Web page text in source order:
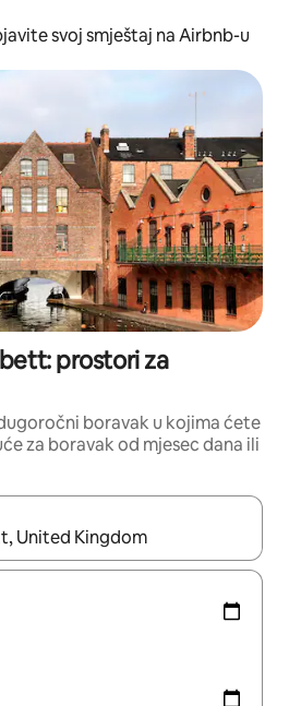
svoj smještaj na Airbnb-u
prostori za
boravak u kojima ćete
za boravak od mjesec dana ili
možete da se krećete kroz njih